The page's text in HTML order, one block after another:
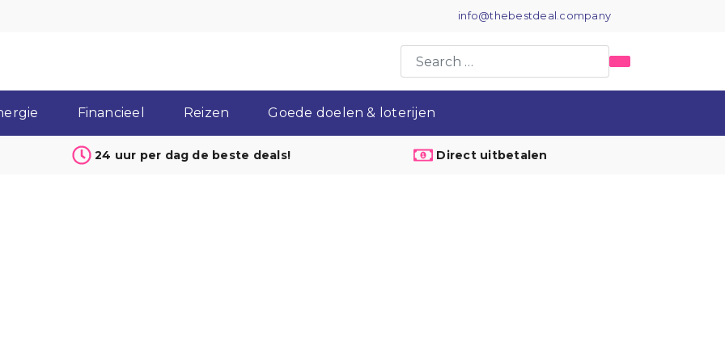
info@thebestdeal.company
Financieel Reizen Goede doelen & loterijen
24 uur per dag de beste deals! Direct uitbetalen